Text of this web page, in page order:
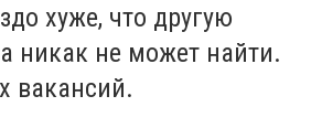
хуже, что другую
никак не может найти.
вакансий.